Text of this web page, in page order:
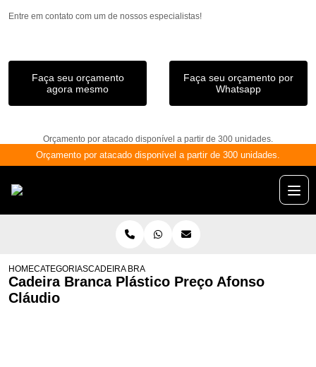
Entre em contato com um de nossos especialistas!
Faça seu orçamento
agora mesmo
Faça seu orçamento por
Whatsapp
Orçamento por atacado disponível a partir de 300 unidades.
Orçamento por atacado disponível a partir de 300 unidades.
HOMECATEGORIASCADEIRA BRANCA PLÁSTICO PREÇO AFONSO CLÁUDIO
Cadeira Branca Plástico Preço Afonso
Cláudio